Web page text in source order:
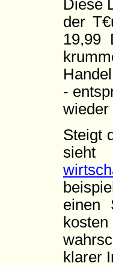
Diese
der
19,99
-
wieder
Steigt
sieht
einen
klarer